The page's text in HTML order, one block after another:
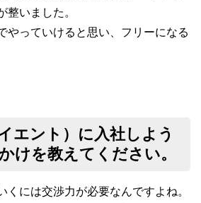
整いました。
やっていけると思い、フリーになる
エント）に入社しよう
けを教えてください。
くには交渉力が必要なんですよね。